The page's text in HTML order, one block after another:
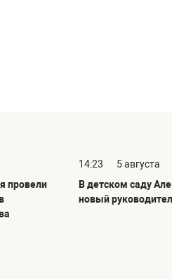
провели
14:23
5 августа
В детском саду
новый